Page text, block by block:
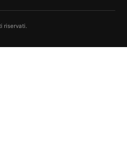
riservati.